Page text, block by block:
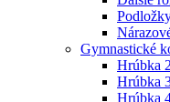
Gymnastické
Hrúbka
Hrúbka
Hrúbka